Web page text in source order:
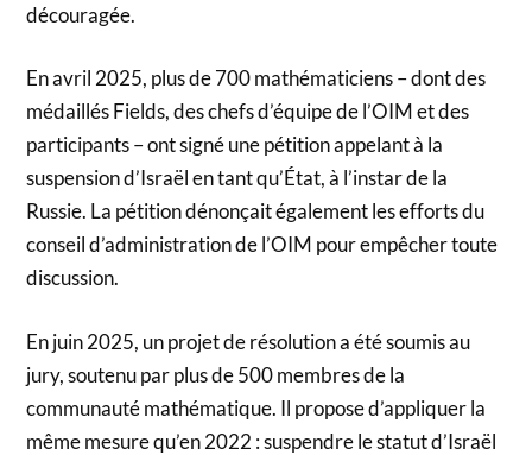
découragée.
En avril 2025, plus de 700 mathématiciens – dont des
médaillés Fields, des chefs d’équipe de l’OIM et des
participants – ont signé une pétition appelant à la
suspension d’Israël en tant qu’État, à l’instar de la
Russie. La pétition dénonçait également les efforts du
conseil d’administration de l’OIM pour empêcher toute
discussion.
En juin 2025, un projet de résolution a été soumis au
jury, soutenu par plus de 500 membres de la
communauté mathématique. Il propose d’appliquer la
même mesure qu’en 2022 : suspendre le statut d’Israël